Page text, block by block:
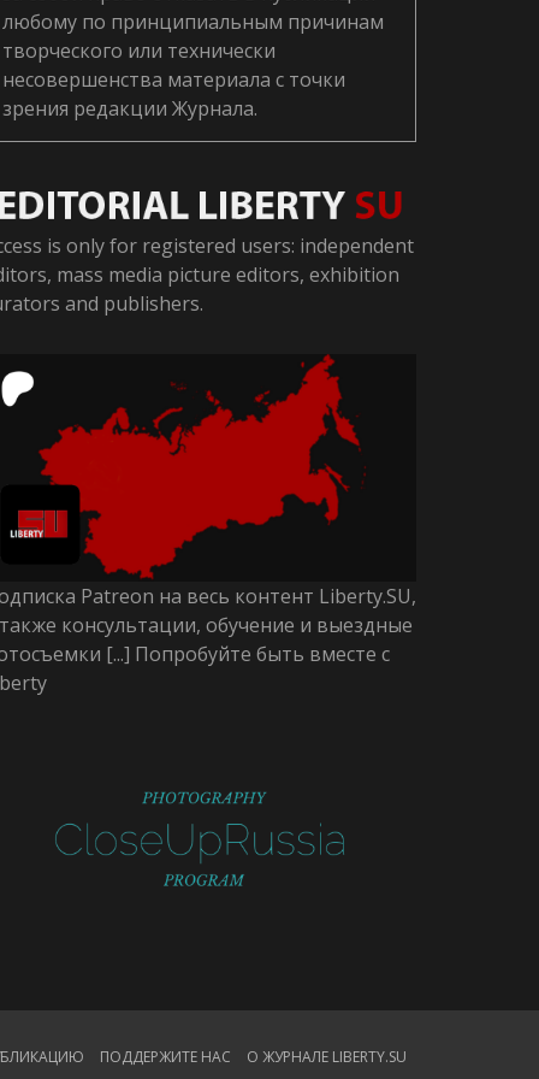
любому по принципиальным причинам
творческого или технически
несовершенства материала с точки
зрения редакции Журнала.
is only for registered users: independent
mass media picture editors, exhibition
and publishers.
Patreon на весь контент Liberty.SU,
консультации, обучение и выездные
[...] Попробуйте быть вместе с
ПОДДЕРЖИТЕ НАС О ЖУРНАЛЕ LIBERTY.SU